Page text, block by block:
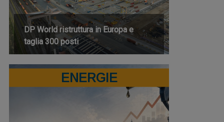
DP World ristruttura in Europa e
taglia 300 posti
ENERGIE